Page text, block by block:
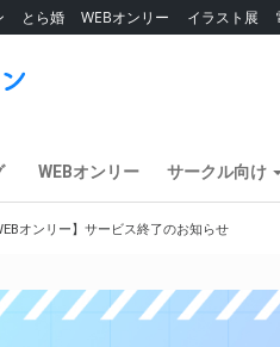
とら婚 WEBオンリー イラスト展
WEBオンリー サークル向け
オンリー】サービス終了のお知らせ